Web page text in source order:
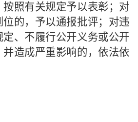
按照有关规定予以表彰；对
的，予以通报批评；对违
定、不履行公开义务或公开
造成严重影响的，依法依